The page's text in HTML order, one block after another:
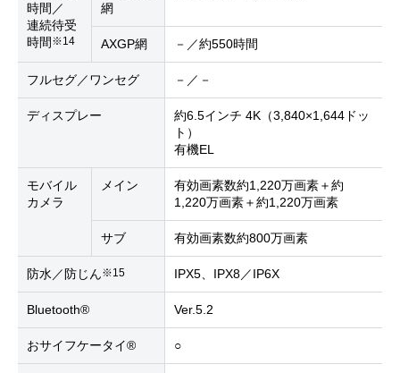
時間／
連続待受
時間 ※14
網
AXGP網 －／約550時間
フルセグ／ワンセグ －／－
ディスプレー
約6.5インチ 4K（3,840×1,644ドッ
ト）
有機EL
モバイル
カメラ
メイン
有効画素数約1,220万画素＋約
1,220万画素＋約1,220万画素
サブ 有効画素数約800万画素
防水／防じん※15 IPX5、IPX8／IP6X
Bluetooth® Ver.5.2
おサイフケータイ® ○